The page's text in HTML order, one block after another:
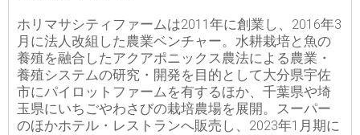
ホリマサシティファームは2011年に創業し、2016年3
月に法人改組した農業ベンチャー。水耕栽培と魚の
養殖を融合したアクアポニックス農法による農業・
養殖システムの研究・開発を目的として大分県宇佐
市にパイロットファームを有するほか、千葉県や埼
玉県にいちごやわさびの栽培農場を展開。スーパー
のほかホテル・レストランへ販売し、2023年1月期に